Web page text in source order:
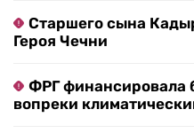
Старшего сына
Героя Чечни
ФРГ финансировала
вопреки